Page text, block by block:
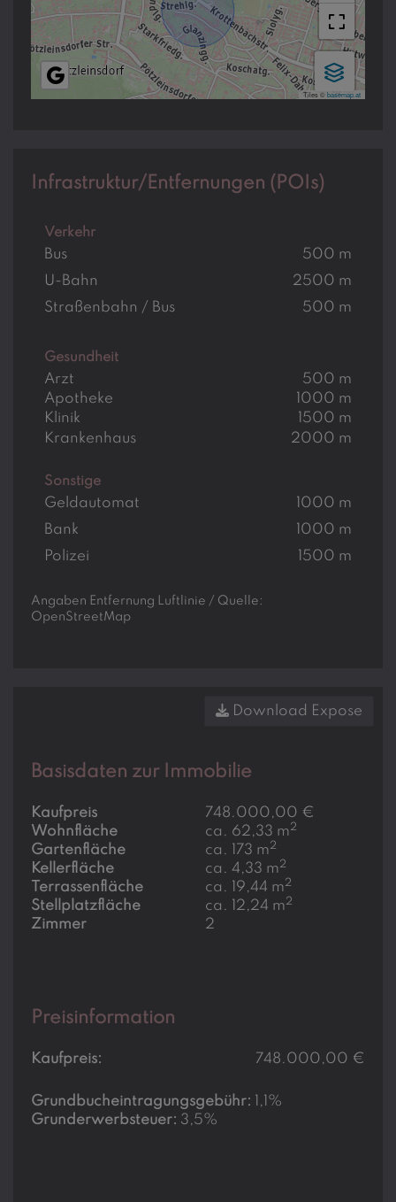
Tiles ©basemap.at
Infrastruktur/Entfernungen (POIs)
Verkehr
Bus
500 m
U-Bahn
2500 m
Straßenbahn / Bus
500 m
Gesundheit
Arzt
500 m
Apotheke
1000 m
Klinik
1500 m
Krankenhaus
2000 m
Sonstige
Geldautomat
1000 m
Bank
1000 m
Polizei
1500 m
Angaben Entfernung Luftlinie / Quelle:
OpenStreetMap
Download Expose
Basisdaten zur Immobilie
Kaufpreis
748.000,00 €
Wohnfläche
ca. 62,33 m2
Gartenfläche ca. 173 m2
Kellerfläche ca. 4,33 m2
Terrassenfläche ca. 19,44 m2
Stellplatzfläche ca. 12,24 m2
Zimmer 2
Preisinformation
Kaufpreis: 748.000,00 €
Grundbucheintragungsgebühr:
1,1%
Grunderwerbsteuer: 3,5%